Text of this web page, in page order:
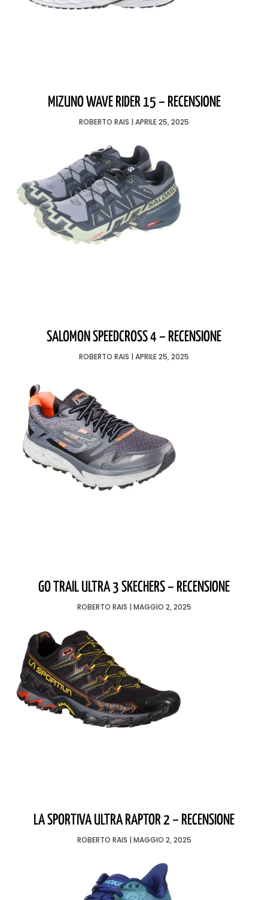
MIZUNO WAVE RIDER 15 – RECENSIONE
ROBERTO RAIS APRILE 25, 2025
SALOMON SPEEDCROSS 4 – RECENSIONE
ROBERTO RAIS APRILE 25, 2025
GO TRAIL ULTRA 3 SKECHERS – RECENSIONE
ROBERTO RAIS MAGGIO 2, 2025
LA SPORTIVA ULTRA RAPTOR 2 – RECENSIONE
ROBERTO RAIS MAGGIO 2, 2025